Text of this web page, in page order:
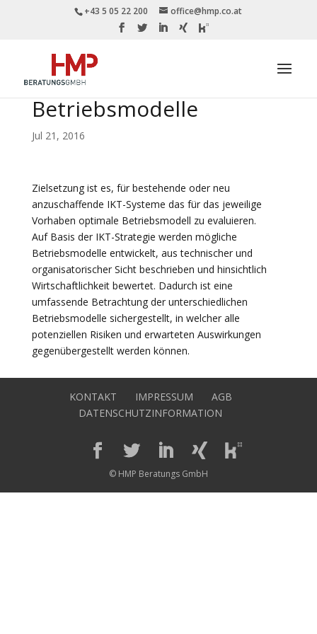
+43 5 05 22 200 office@hmp.co.at
Betriebsmodelle
Jul 21, 2016
Zielsetzung ist es, für bestehende oder neu
anzuschaffende IKT-Systeme das für das jeweilige
Vorhaben optimale Betriebsmodell zu evaluieren.
Auf Basis der IKT-Strategie werden mögliche
Betriebsmodelle entwickelt, aus technischer und
organisatorischer Sicht beschrieben und hinsichtlich
Wirtschaftlichkeit bewertet. Dadurch ist eine
umfassende Betrachtung der unterschiedlichen
Betriebsmodelle sichergestellt, in welcher alle
potenziellen Risiken und erwarteten Auswirkungen
gegenübergestellt werden können.
KONTAKT IMPRESSUM
AGB
DATENSCHUTZINFORMATION
© HMP Beratungs GmbH